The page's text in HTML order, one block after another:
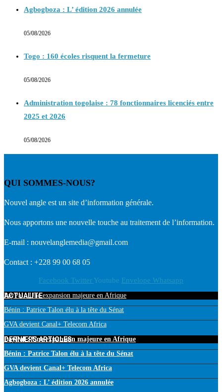
Agbogboza : L’ édition 2026 annulée
05/08/2026
Togo : 160 écoles risquent la fermeture
05/08/2026
Administration togolaise : 78 fonctionnaires licenciés entre
2025 et 2026
05/08/2026
QUI SOMMES-NOUS?
Nouvel angle est un site d’information générale.
Nous apportons une nouvelle touche au traitement de l’information.
E-mail : nouvelanglemedia@gmail.com
Contact : +228 99 00 68 05
Facebook Twitter Youtube Envelope Whatsapp
ACTUALITE
PayPal : Une expansion majeure en Afrique
Bénin : Patrice Talon élu à la tête du Sénat
GVA devient Canal+ Telecom Africa
DERNIERS ARTICLES
PayPal : Une expansion majeure en Afrique
Bénin : Patrice Talon élu à la tête du Sénat
GVA devient Canal+ Telecom Africa
Agbogboza : L’ édition 2026 annulée